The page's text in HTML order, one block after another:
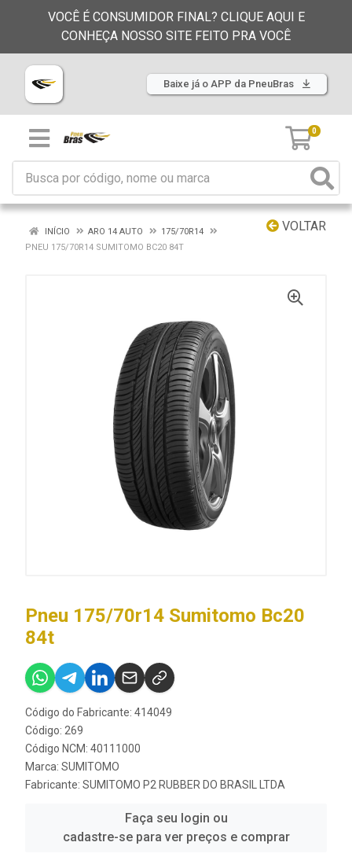
VOCÊ É CONSUMIDOR FINAL? CLIQUE AQUI E
CONHEÇA NOSSO SITE FEITO PRA VOCÊ
Baixe já o APP da PneuBras
0
VOLTAR
INÍCIO ARO 14 AUTO
175/70R14
PNEU 175/70R14 SUMITOMO BC20 84T
Pneu 175/70r14 Sumitomo Bc20
84t
Código do Fabricante: 414049
Código: 269
Código NCM: 40111000
Marca: SUMITOMO
Fabricante: SUMITOMO P2 RUBBER DO BRASIL LTDA
Faça seu login ou
cadastre-se para ver preços e comprar